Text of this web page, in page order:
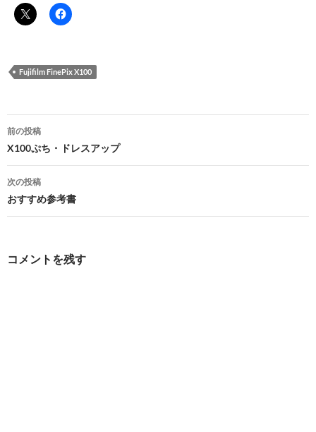
Fujifilm FinePix X100
投
稿
ナ
ビ
ゲ
前の投稿
X100ぷち・ドレスアップ
次の投稿
おすすめ参考書
コメントを残す